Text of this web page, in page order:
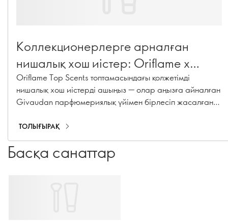
Коллекционерлерге арналған
нишалық хош иістер: Oriflame x
Givaudan үздік хош иістері
Oriflame Top Scents топтамасындағы қолжетімді
нишалық хош иістерді ашыңыз — олар аңызға айналған
Givaudan парфюмериялық үйімен бірлесіп жасалған.
ТОЛЫҒЫРАҚ
Басқа санаттар